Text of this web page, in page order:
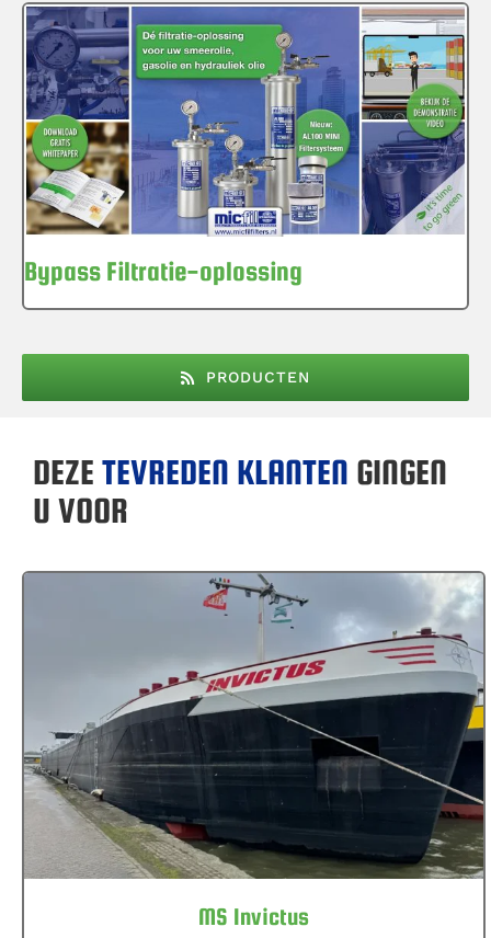
Bypass Filtratie-oplossing
PRODUCTEN
DEZE TEVREDEN KLANTEN GINGEN
U VOOR
MS Invictus
MS Invictus